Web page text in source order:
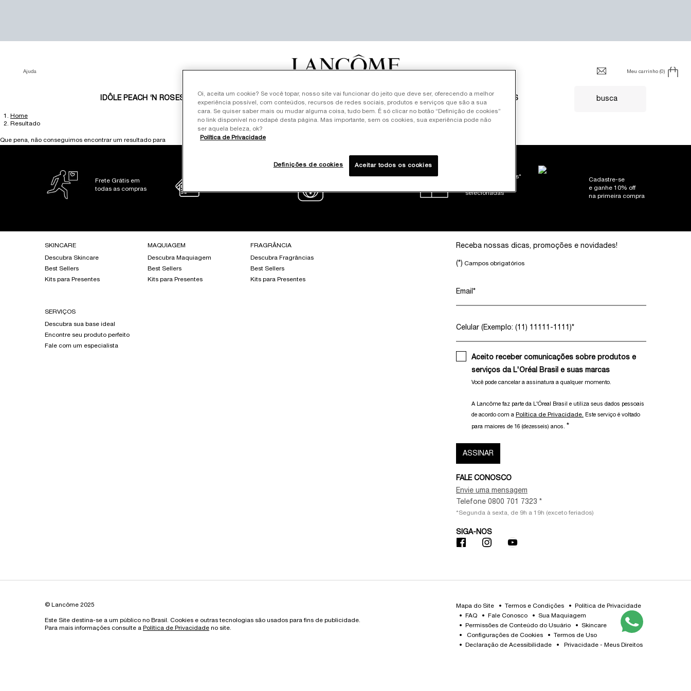
Ajuda Meu carrinho 0
0 product in cart
IDÔLE PEACH ‘N ROSES BEST SELLERS SKINCARE PERFUMES KITS SERVIÇOS busca
Main content
Home
Resultado
Que pena, não conseguimos encontrar um resultado para
Frete Grátis em
todas as compras
Brindes exclusivos*
selecionadas
Cadastre-se
e ganhe 10% off
na primeira compra
SKINCARE
Descubra Skincare
Best Sellers
Kits para Presentes
SERVIÇOS
Descubra sua base ideal
Encontre seu produto perfeito
Fale com um especialista
MAQUIAGEM
Descubra Maquiagem
Best Sellers
Kits para Presentes
FRAGRÂNCIA
Descubra Fragrâncias
Best Sellers
Kits para Presentes
Receba nossas dicas, promoções e novidades!
(*) Campos obrigatórios
Email *
Celular (Exemplo: (11) 11111-1111)*
Aceito receber comunicações sobre produtos e
serviços da L'Oréal Brasil e suas marcas
Você pode cancelar a assinatura a qualquer momento.​
A Lancôme faz parte da L'Óreal Brasil e utiliza seus dados pessoais
de acordo com a Política de Privacidade. Este serviço é voltado
para maiores de 16 (dezesseis) anos. *
ASSINAR
FALE CONOSCO
Envie uma mensagem
Telefone 0800 701 7323 *
*Segunda à sexta, de 9h a 19h (exceto feriados)
SIGA-NOS
© Lancôme 2025
Este Site destina-se a um público no Brasil. Cookies e outras tecnologias são usados para fins de publicidade.
Para mais informações consulte a Política de Privacidade no site.
Mapa do Site Termos e Condições
Política de Privacidade
FAQ
Fale Conosco
Sua Maquiagem
Permissões de Conteúdo do Usuário
Skincare
Configurações de Cookies
Termos de Uso
Declaração de Acessibilidade
Privacidade - Meus Direitos
Oi, aceita um cookie? Se você topar, nosso site vai funcionar do jeito que deve ser, oferecendo a melhor
experiência possível, com conteúdos, recursos de redes sociais, produtos e serviços que são a sua
cara. Se quiser saber mais ou mudar alguma coisa, tudo bem. É só clicar no botão “Definição de cookies”
no link disponível no rodapé desta página. Mas importante, sem os cookies, sua experiência pode não
ser aquela beleza, ok?
Política de Privacidade
Definições de cookies Aceitar todos os cookies